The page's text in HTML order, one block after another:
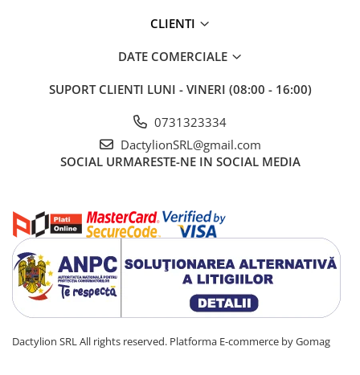
CLIENTI
DATE COMERCIALE
SUPORT CLIENTI LUNI - VINERI (08:00 - 16:00)
0731323334
DactylionSRL@gmail.com
SOCIAL URMARESTE-NE IN SOCIAL MEDIA
Dactylion SRL All rights reserved. Platforma E-commerce by Gomag